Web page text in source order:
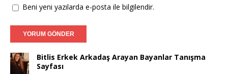
Beni yeni yazılarda e-posta ile bilgilendir.
Bitlis Erkek Arkadaş Arayan Bayanlar Tanışma
Sayfası